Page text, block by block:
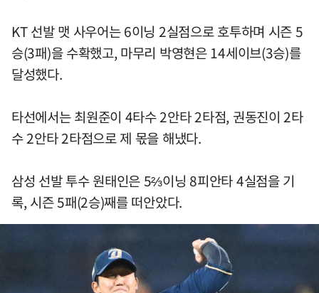
KT 선발 맷 사우어는 6이닝 2실점으로 호투하며 시즌 5
승(3패)을 수확했고, 마무리 박영현은 14세이브(3승)를
달성했다.
타선에서는 최원준이 4타수 2안타 2타점, 권동진이 2타
수 2안타 2타점으로 제 몫을 해냈다.
삼성 선발 투수 원태인은 5⅔이닝 8피안타 4실점을 기
록, 시즌 5패(2승)째를 떠안았다.